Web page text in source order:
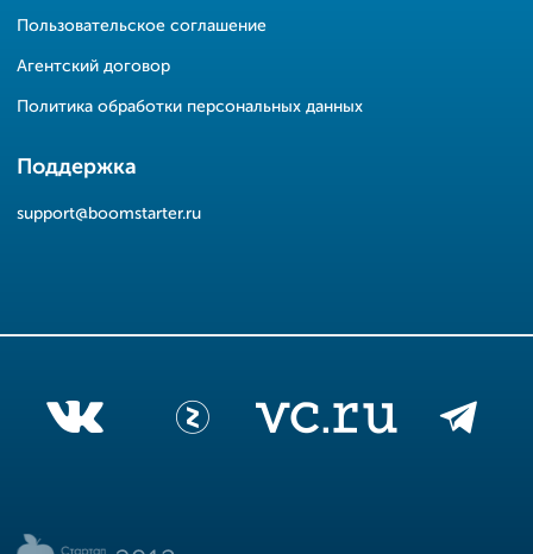
Пользовательское соглашение
Агентский договор
Политика обработки персональных данных
Поддержка
support@boomstarter.ru